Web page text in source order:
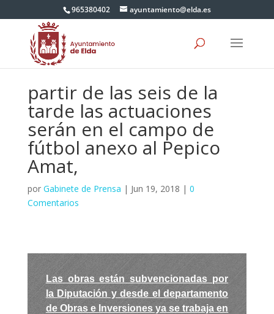
965380402 ayuntamiento@elda.es
partir de las seis de la
tarde las actuaciones
serán en el campo de
fútbol anexo al Pepico
Amat,
por Gabinete de Prensa | Jun 19, 2018 | 0
Comentarios
Las obras están subvencionadas por
la Diputación y desde el departamento
de Obras e Inversiones ya se trabaja en